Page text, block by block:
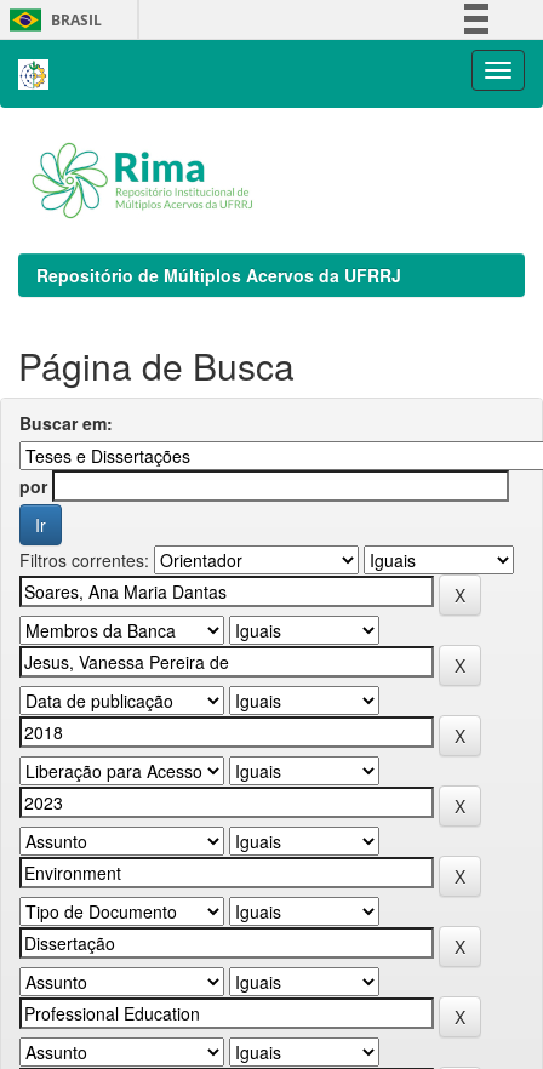
Skip
navigation
BRASIL
Repositório de Múltiplos Acervos da UFRRJ
Página de Busca
Buscar em:
por
Filtros correntes: